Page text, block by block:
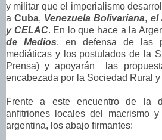
y militar que el imperialismo
aCuba, Venezuela Bolivariana, el
y CELAC. En lo que hace a la
de Medios, en defensa de las
mediáticas y los postulados de la
Prensa) y apoyarán las
encabezada por la Sociedad Rural
Frente a este encuentro de la
anfitriones locales del macrismo
argentina, los abajo firmantes: